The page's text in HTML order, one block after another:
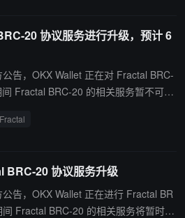
，第一阶段部署将在 15 天内启动并完
引质押。
20 协议服务进行升级，预计 6
告，OKX Wallet 正在对 Fractal BRC-
Fractal BRC-20 的相关服务暂不可
和管理 Fractal BRC-20 协议的相关
Fractal
BRC-20 协议服务升级
告，OKX Wallet 正在进行 Fractal BR
Fractal BRC-20 的相关服务将暂时不